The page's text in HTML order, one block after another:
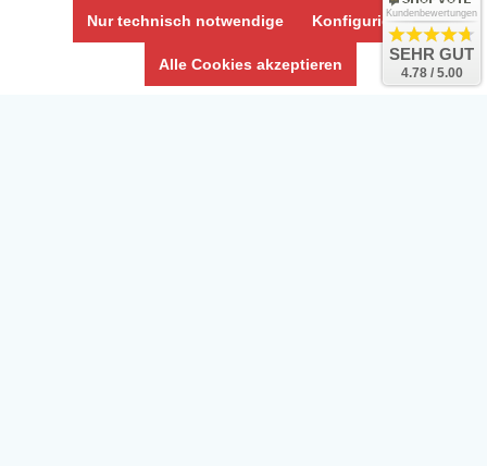
Nur technisch notwendige Konfigurieren
Alle Cookies akzeptieren
Kundenbewertungen
SEHR GUT
4.78 / 5.00